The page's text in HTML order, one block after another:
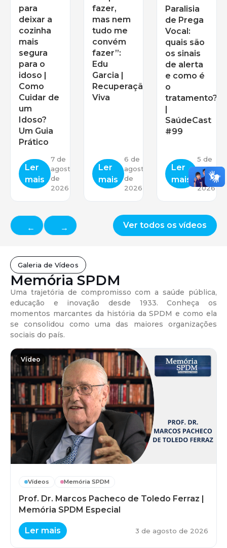
para
deixar a
cozinha
mais
segura
para o
idoso |
Como
Cuidar de
um
Idoso?
Um Guia
Prático
Ler
mais
7 de
agosto
de
2026
fazer,
mas nem
tudo me
convém
fazer”:
Edu
Garcia |
Recuperação
Viva
Ler
mais
6 de
agosto
de
2026
Paralisia
de Prega
Vocal:
quais são
os sinais
de alerta
e como é
o
tratamento?
SaúdeCast
#99
Ler
mais
5 de
agosto
de
2026
← → Ver todos os vídeos
Galeria de Vídeos
Memória SPDM
Uma trajetória de compromisso com a saúde pública,
educação e inovação desde 1933. Conheça os
momentos marcantes da história da SPDM e como ela
se consolidou como uma das maiores organizações
sociais do país.
Vídeo
Vídeos Memória SPDM
Prof. Dr. Marcos Pacheco de Toledo Ferraz |
Memória SPDM Especial
Ler mais 3 de agosto de 2026